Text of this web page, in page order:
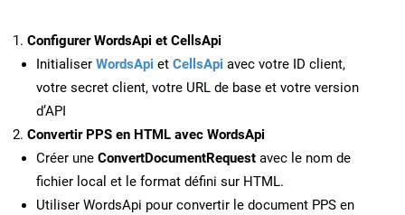
Configurer WordsApi et CellsApi
Initialiser WordsApi et CellsApi avec votre ID client,
votre secret client, votre URL de base et votre version
d’API
Convertir PPS en HTML avec WordsApi
Créer une ConvertDocumentRequest avec le nom de
fichier local et le format défini sur HTML.
Utiliser WordsApi pour convertir le document PPS en